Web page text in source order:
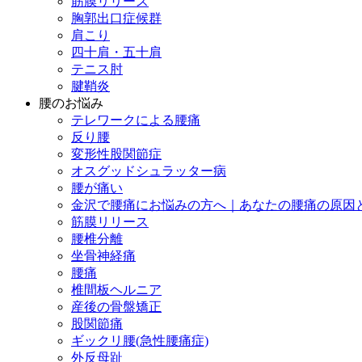
胸郭出口症候群
肩こり
四十肩・五十肩
テニス肘
腱鞘炎
腰のお悩み
テレワークによる腰痛
反り腰
変形性股関節症
オスグッドシュラッター病
腰が痛い
金沢で腰痛にお悩みの方へ｜あなたの腰痛の原因
筋膜リリース
腰椎分離
坐骨神経痛
腰痛
椎間板ヘルニア
産後の骨盤矯正
股関節痛
ギックリ腰(急性腰痛症)
外反母趾